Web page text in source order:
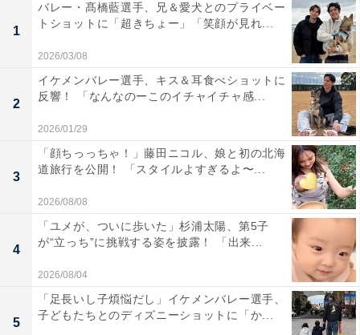
1
バレー・髙橋藍選手、兄＆愛犬とのプライベー
トショットに「超きちょー」「笑顔が見れ...
2026/03/08
2
イケメンバレー選手、キス＆耳食べショットに
反響！ 「なんなのーこのイチャイチャ感...
2026/01/29
3
「顔ちっっちゃ！」藤田ニコル、娘と初の北海
道旅行を公開！ 「スタイルよすぎるよ〜...
2026/08/08
4
「ユメが、ついに歩いた」杉浦太陽、第5子
が“立っち”に挑戦する姿を披露！ 「出来...
2026/08/04
5
「足長いし子煩悩だし」イケメンバレー選手、
子どもたちとのディズニーショットに「か...